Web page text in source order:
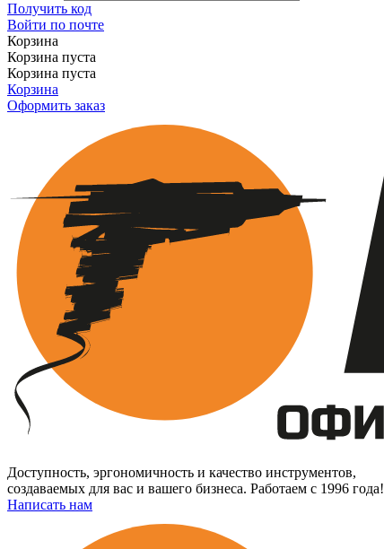
Получить код
Войти по почте
Корзина
Корзина пуста
Корзина пуста
Корзина
Оформить заказ
Доступность, эргономичность и качество инструментов,
создаваемых для вас и вашего бизнеса. Работаем с 1996 года!
Написать нам